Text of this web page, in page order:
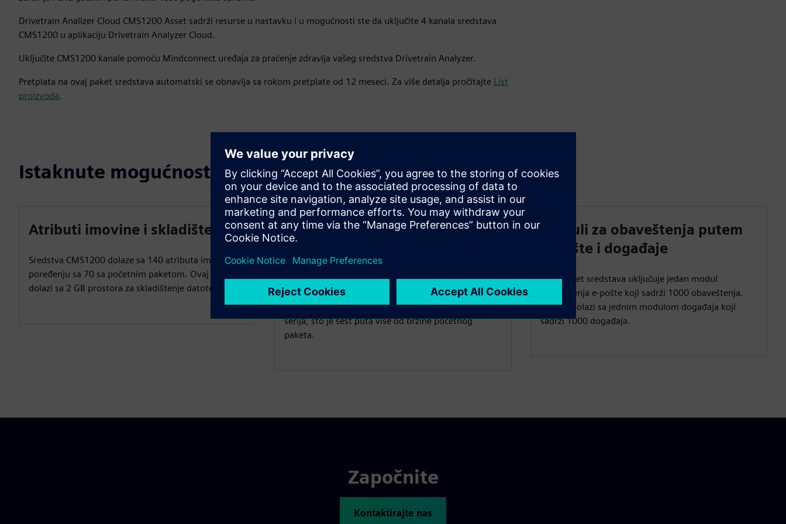
Drivetrain Analizer Cloud CMS1200 Asset sadrži resurse u nastavku i u mogućnosti ste da uključite 4 kanala sredstava
CMS1200 u aplikaciju Drivetrain Analyzer Cloud.
Uključite CMS1200 kanale pomoću Mindconnect uređaja za praćenje zdravlja vašeg sredstva Drivetrain Analyzer.
Pretplata na ovaj paket sredstava automatski se obnavlja sa rokom pretplate od 12 meseci. Za više detalja pročitajte List
proizvoda.
Istaknute mogućnosti
Atributi imovine i skladištenje
Sredstva CMS1200 dolaze sa 140 atributa imovine, u
poređenju sa 70 sa početnim paketom. Ovaj paket
dolazi sa 2 GB prostora za skladištenje datoteka.
Brzina unosa podataka
Izaberite pretplatu na CMS1200 Assets da biste
dobili brzinu unosa podataka vremenskih serija od
0,06 Kb/s i 6 GB skladištenja podataka vremenskih
serija, što je šest puta više od brzine početnog
paketa.
Moduli za obaveštenja putem
e-pošte i događaje
Ovaj paket sredstava uključuje jedan modul
obaveštenja e-pošte koji sadrži 1000 obaveštenja.
Takođe dolazi sa jednim modulom događaja koji
sadrži 1000 događaja.
Započnite
Kontaktirajte nas